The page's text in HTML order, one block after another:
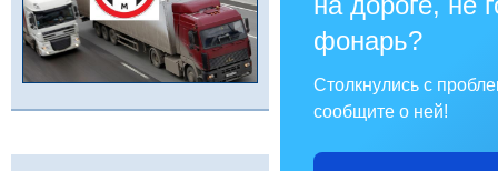
фонарь?
Столкнулись с
сообщите о ней!